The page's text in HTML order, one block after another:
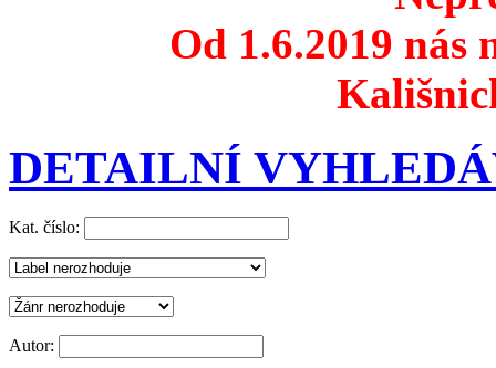
Od 1.6.2019 nás
DETAILNÍ
Kat. číslo:
Autor: